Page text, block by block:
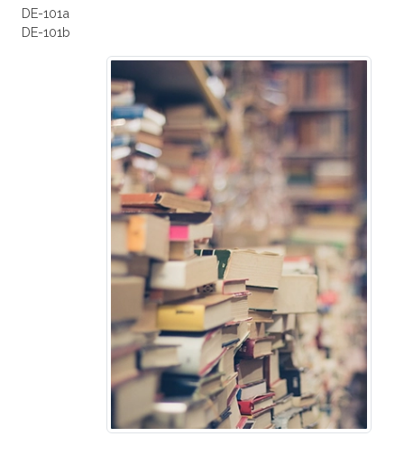
DE-101a
DE-101b